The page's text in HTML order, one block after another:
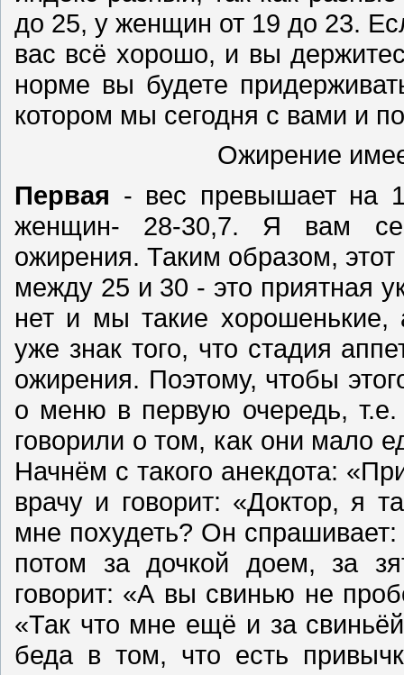
до 25, у женщин от 19 до 23.
вас всё хорошо, и вы
норме вы будете
котором мы сегодня с вами и
Ожирение
Первая - вес превышает на
женщин- 28-30,7. Я вам
ожирения. Таким образом,
между 25 и 30 - это приятная
нет и мы такие хорошенькие,
уже знак того, что стадия
ожирения. Поэтому, чтобы
о меню в первую очередь,
говорили о том, как они мало
Начнём с такого анекдота:
врачу и говорит: «Доктор, я
мне похудеть? Он
потом за дочкой доем, за
говорит: «А вы свинью не
«Так что мне ещё и за
беда в том, что есть